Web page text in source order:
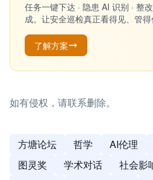
任务一键下达 · 隐患 AI 识别 · 整
成。让安全巡检真正看得见、管得
了解方案
如有侵权，请联系删除。
方塘论坛 哲学 AI伦理
图灵奖
学术对话 社会影